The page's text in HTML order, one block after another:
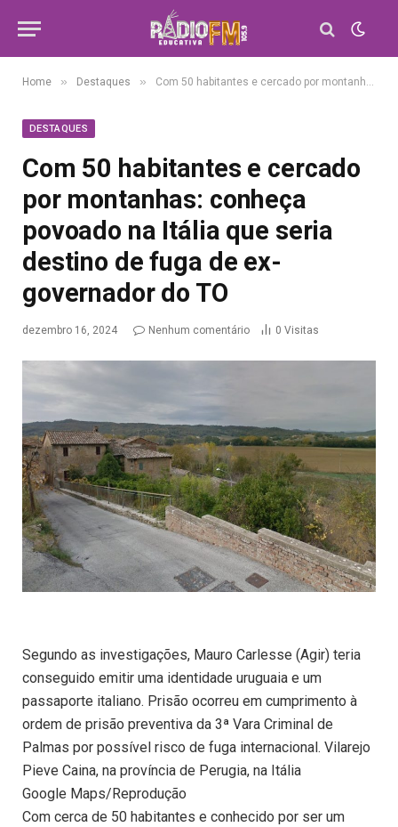
Home » Destaques » Com 50 habitantes e cercado por montanhas: conheça povoado na Itália que seria destino de fuga de ex-governador do TO
DESTAQUES
Com 50 habitantes e cercado
por montanhas: conheça
povoado na Itália que seria
destino de fuga de ex-
governador do TO
dezembro 16, 2024 Nenhum comentário 0 Visitas
Segundo as investigações, Mauro Carlesse (Agir) teria
conseguido emitir uma identidade uruguaia e um
passaporte italiano. Prisão ocorreu em cumprimento à
ordem de prisão preventiva da 3ª Vara Criminal de
Palmas por possível risco de fuga internacional. Vilarejo
Pieve Caina, na província de Perugia, na Itália
Google Maps/Reprodução
Com cerca de 50 habitantes e conhecido por ser um